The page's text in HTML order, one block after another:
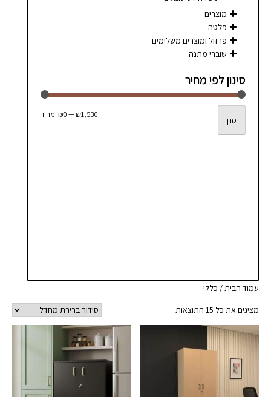
font_download סמן קישורים
מוצרים
פלטה
פרזול ומוצרים משלימים
שוברי מתנה
סינון לפי מחיר
מחיר
מחיר
סנן
מחיר:₪0—₪1,530
עמוד הבית/ כללי
מציגים את כל ⁦15⁩ התוצאות